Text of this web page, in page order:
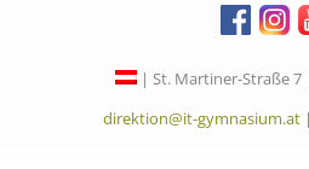
| St. Martiner-Straße 7
direktion@it-gymnasium.at|